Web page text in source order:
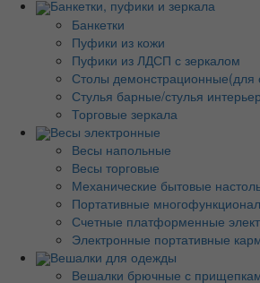
Банкетки, пуфики и зеркала
Банкетки
Пуфики из кожи
Пуфики из ЛДСП с зеркалом
Столы демонстрационные(для
Стулья барные/стулья
Торговые зеркала
Весы электронные
Весы напольные
Весы торговые
Механические бытовые
Портативные
Счетные платформенные
Электронные портативные
Вешалки для одежды
Вешалки брючные с